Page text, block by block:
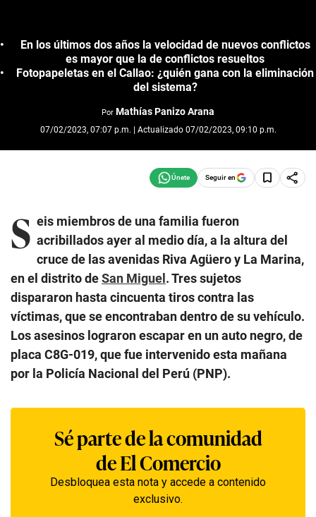
En los últimos dos años la velocidad de nuevos conflictos
es mayor que la de conflictos resueltos
Fotopapeletas en el Callao: ¿quién gana con la eliminación
del sistema?
Por Mathías Panizo Arana
07/02/2023, 07:07 p.m. | Actualizado 07/02/2023, 09:10 p.m.
Seguir en
S eis miembros de una familia fueron
acribillados ayer al medio día, a la altura del
cruce de las avenidas Riva Agüero y La Marina,
en el distrito deSan Miguel. Tres sujetos
dispararon hasta cincuenta tiros contra las
víctimas, que se encontraban dentro de su vehículo.
Los asesinos lograron escapar en un auto negro, de
placa C8G-019, que fue intervenido esta mañana
por la Policía Nacional del Perú (PNP).